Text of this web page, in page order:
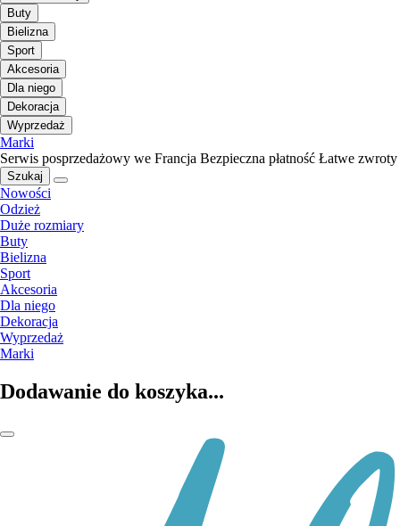
Buty
Bielizna
Sport
Akcesoria
Dla niego
Dekoracja
Wyprzedaż
Marki
Serwis posprzedażowy we Francja Bezpieczna płatność Łatwe zwroty
Szukaj
Nowości
Odzież
Duże rozmiary
Buty
Bielizna
Sport
Akcesoria
Dla niego
Dekoracja
Wyprzedaż
Marki
Dodawanie do koszyka...